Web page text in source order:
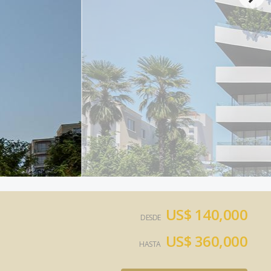
DESDE US$ 140,000
HASTA US$ 360,000